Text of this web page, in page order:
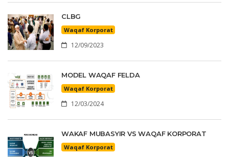
CLBG
Waqaf Korporat
12/09/2023
MODEL WAQAF FELDA
Waqaf Korporat
12/03/2024
WAKAF MUBASYIR VS WAQAF KORPORAT
Waqaf Korporat